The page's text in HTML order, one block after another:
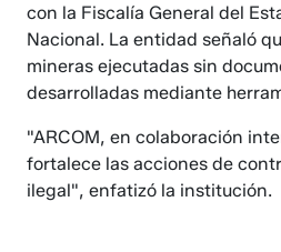
con la Fiscalía General del
Nacional. La entidad señaló
mineras ejecutadas sin
desarrolladas mediante
"ARCOM, en colaboración
fortalece las acciones de
ilegal", enfatizó la institución.